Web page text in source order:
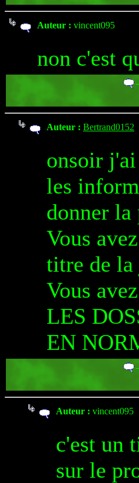
Auteur : vincent095
non c'est
Auteur : Bertrand0152
onsoir
les
donner la
Vous
titre de la
Vous
LES
EN
Auteur : vincent095
c'est un
sur le